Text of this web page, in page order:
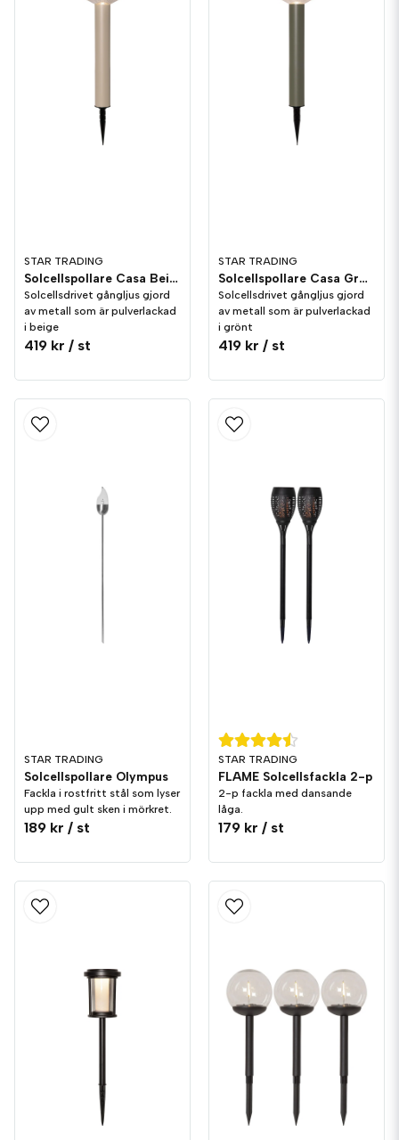
STAR TRADING
Solcellspollare Casa Beige 45cm
Solcellsdrivet gångljus gjord
av metall som är pulverlackad
i beige
419 kr / st
STAR TRADING
Solcellspollare Casa Grön 45cm
Solcellsdrivet gångljus gjord
av metall som är pulverlackad
i grönt
419 kr / st
STAR TRADING
Solcellspollare Olympus
Fackla i rostfritt stål som lyser
upp med gult sken i mörkret.
189 kr / st
STAR TRADING
FLAME Solcellsfackla 2-p
2-p fackla med dansande
låga.
179 kr / st